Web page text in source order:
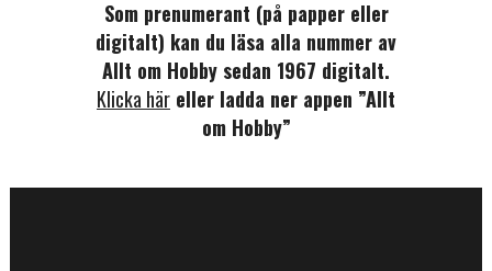
Som prenumerant (på papper eller
digitalt) kan du läsa alla nummer av
Allt om Hobby sedan 1967 digitalt.
Klicka här eller ladda ner appen ”Allt
om Hobby”